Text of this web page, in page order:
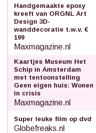
Handgemaakte epoxy
kreeft van ORGNL Art
Design 3D-
wanddecoratie t.w.v. €
199
Maxmagazine.nl
Kaartjes Museum Het
Schip in Amsterdam
met tentoonstelling
Geen eigen huis: Wonen
in crisis
Maxmagazine.nl
Super leuke film op dvd
Globefreaks.nl